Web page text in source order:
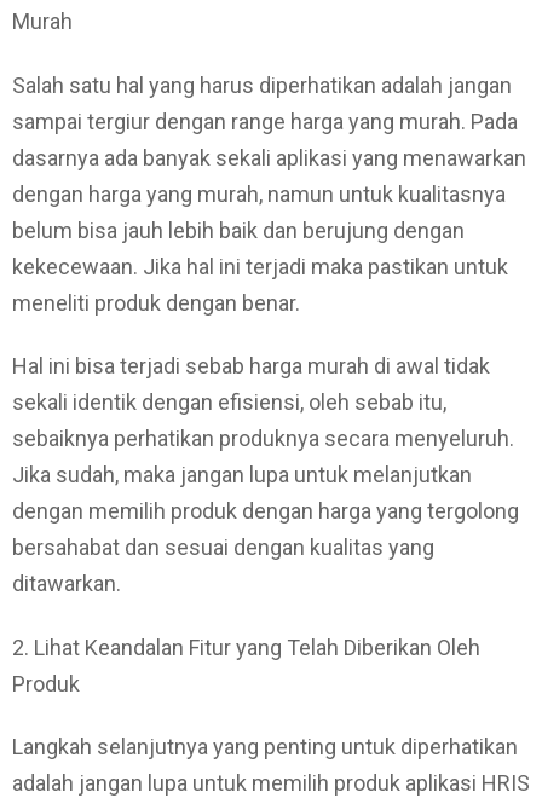
Murah
Salah satu hal yang harus diperhatikan adalah jangan
sampai tergiur dengan range harga yang murah. Pada
dasarnya ada banyak sekali aplikasi yang menawarkan
dengan harga yang murah, namun untuk kualitasnya
belum bisa jauh lebih baik dan berujung dengan
kekecewaan. Jika hal ini terjadi maka pastikan untuk
meneliti produk dengan benar.
Hal ini bisa terjadi sebab harga murah di awal tidak
sekali identik dengan efisiensi, oleh sebab itu,
sebaiknya perhatikan produknya secara menyeluruh.
Jika sudah, maka jangan lupa untuk melanjutkan
dengan memilih produk dengan harga yang tergolong
bersahabat dan sesuai dengan kualitas yang
ditawarkan.
2. Lihat Keandalan Fitur yang Telah Diberikan Oleh
Produk
Langkah selanjutnya yang penting untuk diperhatikan
adalah jangan lupa untuk memilih produk aplikasi HRIS